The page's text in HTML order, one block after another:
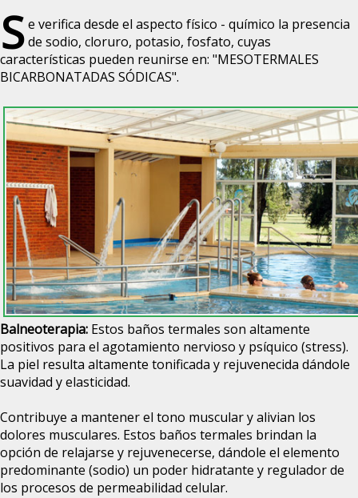
Se verifica desde el aspecto físico - químico la presencia
de sodio, cloruro, potasio, fosfato, cuyas
características pueden reunirse en: "MESOTERMALES
BICARBONATADAS SÓDICAS".
Balneoterapia: Estos baños termales son altamente
positivos para el agotamiento nervioso y psíquico (stress).
La piel resulta altamente tonificada y rejuvenecida dándole
suavidad y elasticidad.
Contribuye a mantener el tono muscular y alivian los
dolores musculares. Estos baños termales brindan la
opción de relajarse y rejuvenecerse, dándole el elemento
predominante (sodio) un poder hidratante y regulador de
los procesos de permeabilidad celular.